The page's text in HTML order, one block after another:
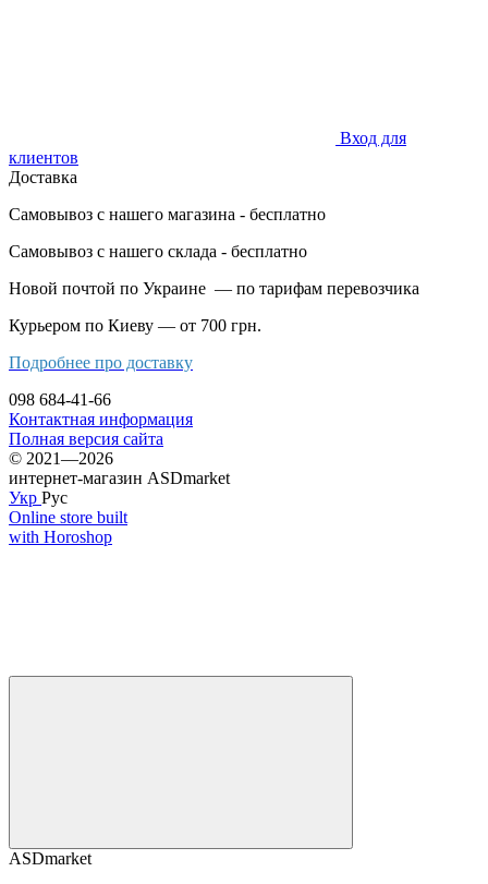
Вход для
клиентов
Доставка
Самовывоз с нашего магазина - бесплатно
Самовывоз с нашего склада - бесплатно
Новой почтой по Украине — по тарифам перевозчика
Курьером по Киеву — от 700 грн.
Подробнее про доставку
098 684-41-66
Контактная информация
Полная версия сайта
© 2021—2026
интернет-магазин ASDmarket
Укр Рус
Online store built
with Horoshop
ASDmarket